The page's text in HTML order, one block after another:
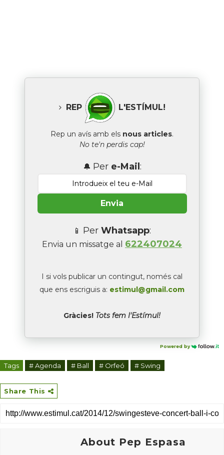
REP L'ESTÍMUL!
Rep un avís amb els nous articles.
No te'n perdis cap!
🔔 Per e-Mail :
Envia
📱 Per Whatsapp:
Envia un missatge al 622407024
I si vols publicar un contingut, només cal
que ens escriguis a: estimul@gmail.com
Gràcies! Tots fem l'Estímul!
Powered by
Tags # Agenda # Ball # Orfeó # Swing
Share This
About Pep Espasa